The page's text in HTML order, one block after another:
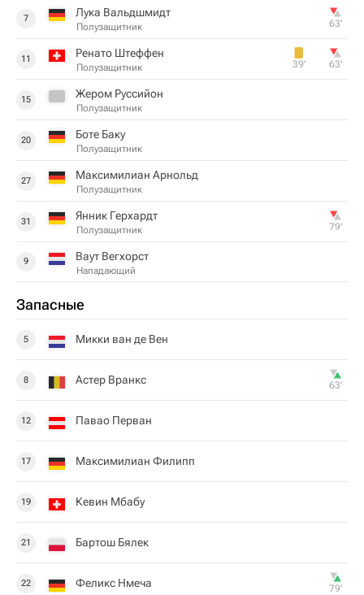
7 Лука Вальдшмидт
Полузащитник 63‎’‎
11 Ренато Штеффен
Полузащитник 39‎’‎ 63‎’‎
15 Жером Руссийон
Полузащитник
20 Боте Баку
Полузащитник
27 Максимилиан Арнольд
Полузащитник
31 Янник Герхардт
Полузащитник 79‎’‎
9 Ваут Вегхорст
Нападающий
Запасные
5 Микки ван де Вен
8 Астер Вранкс 63‎’‎
12 Павао Перван
17 Максимилиан Филипп
19 Кевин Мбабу
21 Бартош Бялек
22 Феликс Нмеча 79‎’‎